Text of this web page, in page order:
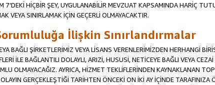
7’DEKİ HİÇBİR ŞEY, UYGULANABİLİR MEVZUAT KAPSAMINDA HARİÇ
VEYA SINIRLAMAK İÇİN GEÇERLİ OLMAYACAKTIR.
İlişkin Sınırlandırmalar
BAĞLI ŞİRKETLERİMİZ VEYA LİSANS VERENLERİMİZDEN HERHANGİ
İLE BAĞLANTILI DOLAYLI, ARIZİ, HUSUSİ, NETİCEYE BAĞLI VEYA
OLMAYACAĞIZ. AYRICA, HİZMET TEKLİFLERİNDEN KAYNAKLANAN
GERÇEKLEŞTİĞİ TARİHTEN ÖNCEKİ ON İKİ AY İÇİNDE